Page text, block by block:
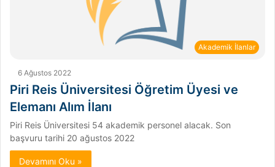
Akademik İlanlar
6 Ağustos 2022
Piri Reis Üniversitesi Öğretim Üyesi ve
Elemanı Alım İlanı
Piri Reis Üniversitesi 54 akademik personel alacak. Son
başvuru tarihi 20 ağustos 2022
Devamını Oku »